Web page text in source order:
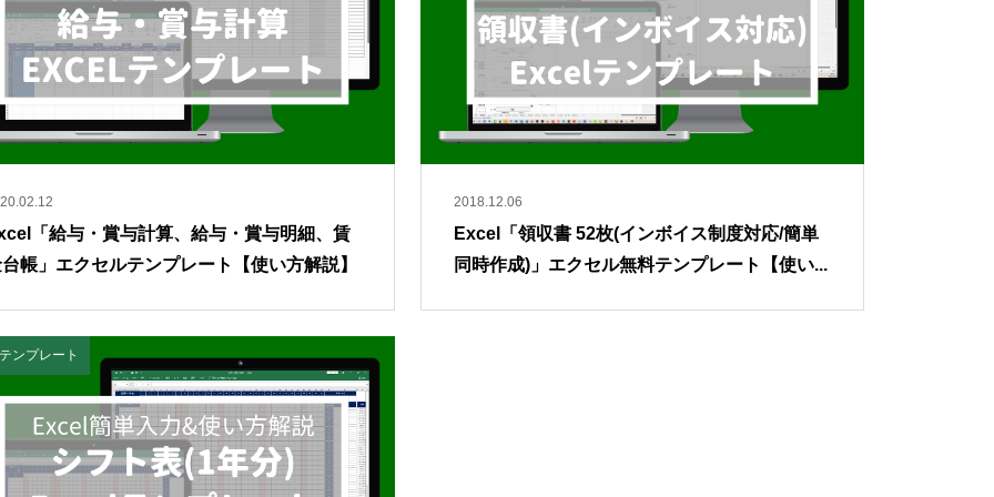
「給与・賞与計算、給与・賞与明細、賃
帳」エクセルテンプレート【使い方解説】
2018.12.06
Excel「領収書 52枚(インボイス制度対応/簡単
同時作成)」エクセル無料テンプレート【使い...
ンプレート